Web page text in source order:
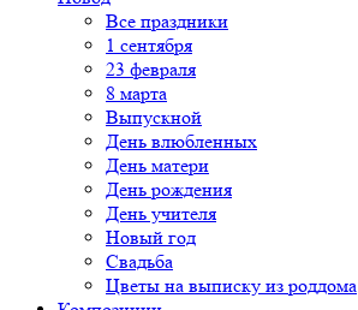
Все праздники
1 сентября
23 февраля
8 марта
Выпускной
День влюбленных
День матери
День рождения
День учителя
Новый год
Свадьба
Цветы на выписку из роддома